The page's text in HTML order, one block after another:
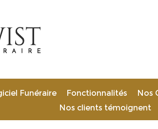
Funéraire Fonctionnalités Nos
Nos clients témoignent